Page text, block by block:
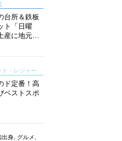
台所＆鉄板
ト「日曜
産に地元野
・レジャー
ド定番！高
ベストスポ
身, グルメ,